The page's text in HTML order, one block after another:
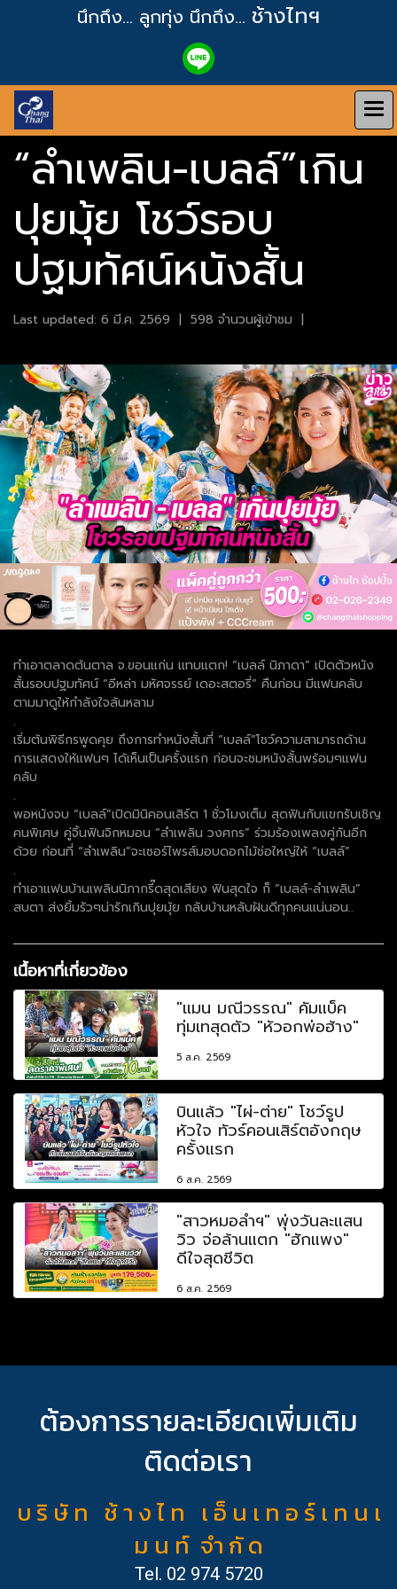
นึกถึง... ลูกทุ่ง นึกถึง... ช้างไทฯ
“ลำเพลิน-เบลล์”เกิน
ปุยมุ้ย โชว์รอบ
ปฐมทัศน์หนังสั้น
Last updated: 6 มี.ค. 2569 | 598 จำนวนผู้เข้าชม |
ทำเอาตลาดต้นตาล จ.ขอนแก่น แทบแตก! “เบลล์ นิภาดา” เปิดตัวหนัง
สั้นรอบปฐมทัศน์ “อีหล่า มหัศจรรย์ เดอะสตอรี่” คืนก่อน มีแฟนคลับ
ตามมาดูให้กำลังใจล้นหลาม
.
เริ่มต้นพิธีกรพูดคุย ถึงการทำหนังสั้นที่ “เบลล์”โชว์ความสามารถด้าน
การแสดงให้แฟนๆ ได้เห็นเป็นครั้งแรก ก่อนจะชมหนังสั้นพร้อมๆแฟน
คลับ
.
พอหนังจบ “เบลล์”เปิดมินิคอนเสิร์ต 1 ชั่วโมงเต็ม สุดฟินกับแขกรับเชิญ
คนพิเศษ คู่จิ้นฟินจิกหมอน “ลำเพลิน วงศกร” ร่วมร้องเพลงคู่กันอีก
ด้วย ก่อนที่ “ลำเพลิน”จะเซอร์ไพรส์มอบดอกไม้ช่อใหญ่ให้ “เบลล์”
.
ทำเอาแฟนบ้านเพลินนิภากรี๊ดสุดเสียง ฟินสุดใจ ก็ “เบลล์-ลำเพลิน”
สบตา ส่งยิ้มรัวๆน่ารักเกินปุยมุ้ย กลับบ้านหลับฝันดีทุกคนแน่นอน..
เนื้อหาที่เกี่ยวข้อง
"แมน มณีวรรณ" คัมแบ็ค
ทุ่มเทสุดตัว "หัวอกพ่อฮ้าง"
5 ส.ค. 2569
บินแล้ว "ไผ่-ต่าย" โชว์รูป
หัวใจ ทัวร์คอนเสิร์ตอังกฤษ
ครั้งแรก
6 ส.ค. 2569
"สาวหมอลำฯ" พุ่งวันละแสน
วิว จ่อล้านแตก "ฮักแพง"
ดีใจสุดชีวิต
6 ส.ค. 2569
ต้องการรายละเอียดเพิ่มเติม
ติดต่อเรา
บ ริ ษั ท ช้ า ง ไ ท เ อ็ น เ ท อ ร์ เ ท น เ
ม น ท์ จำ กั ด
Tel. 02 974 5720